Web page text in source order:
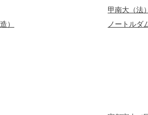
甲南大（法）
）
ノートルダ